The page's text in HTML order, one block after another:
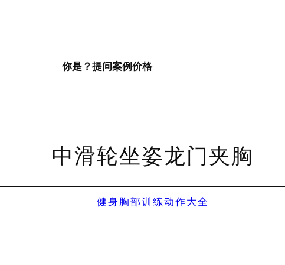
你是？ 提问案例价格
中滑轮坐姿龙门夹胸
健身胸部训练动作大全